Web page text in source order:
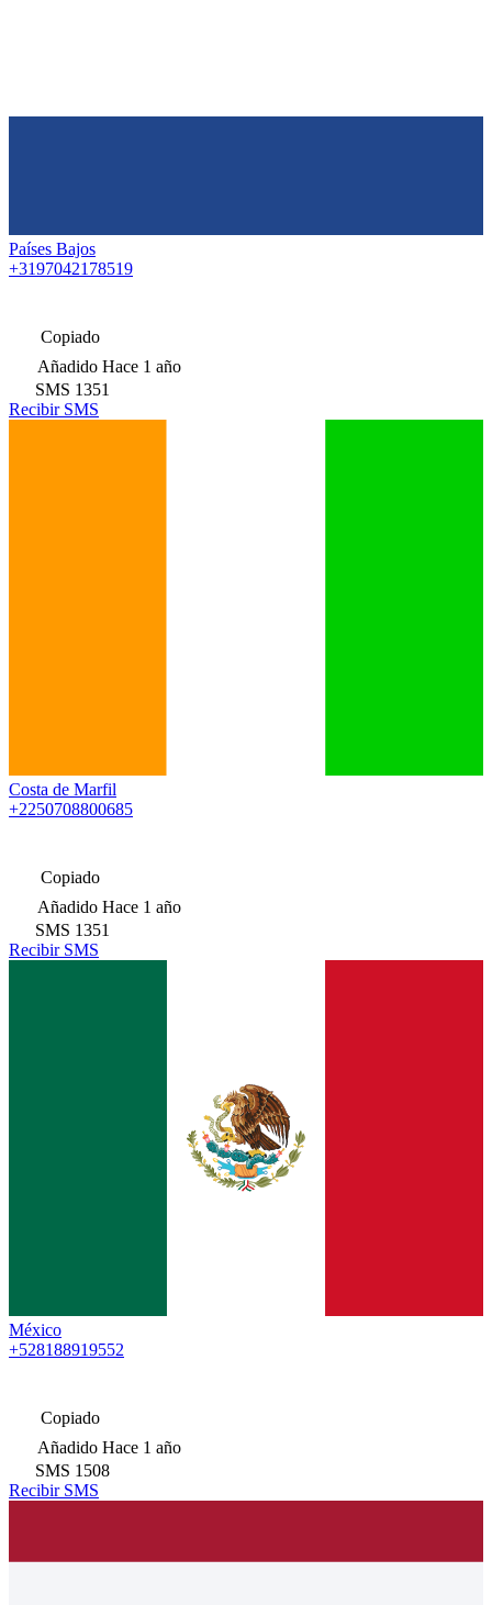
Países Bajos
+3197042178519
Copiado
Añadido Hace 1 año
SMS 1351
Recibir SMS
Costa de Marfil
+2250708800685
Copiado
Añadido Hace 1 año
SMS 1351
Recibir SMS
México
+528188919552
Copiado
Añadido Hace 1 año
SMS 1508
Recibir SMS